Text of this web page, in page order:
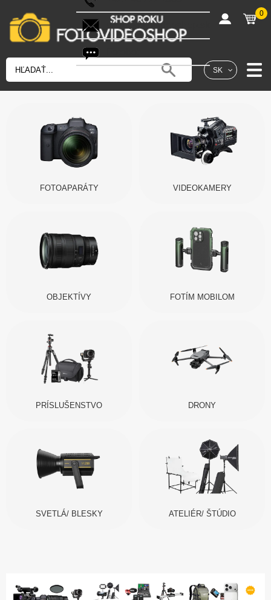
SK
shop@fotovideoshop.sk
0
FOTOAPARÁTY VIDEOKAMERY
OBJEKTÍVY FOTÍM MOBILOM
PRÍSLUŠENSTVO DRONY
SVETLÁ/ BLESKY ATELIÉR/ ŠTÚDIO